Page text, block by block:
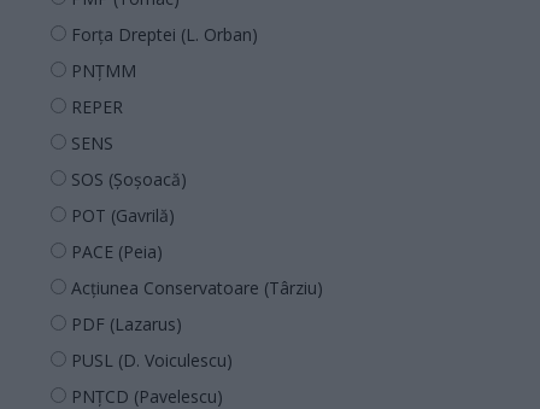
Forța Dreptei (L. Orban)
PNȚMM
REPER
SENS
SOS (Șoșoacă)
POT (Gavrilă)
PACE (Peia)
Acțiunea Conservatoare (Târziu)
PDF (Lazarus)
PUSL (D. Voiculescu)
PNȚCD (Pavelescu)